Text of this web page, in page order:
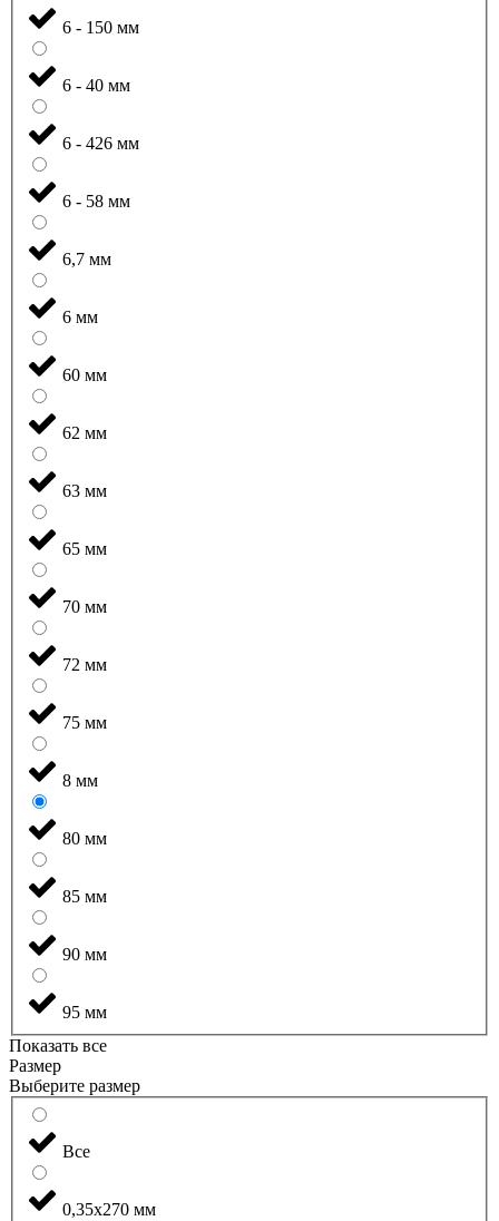
6 - 150 мм
6 - 40 мм
6 - 426 мм
6 - 58 мм
6,7 мм
6 мм
60 мм
62 мм
63 мм
65 мм
70 мм
72 мм
75 мм
8 мм
80 мм
85 мм
90 мм
95 мм
Показать все
Размер
Выберите размер
Все
0,35x270 мм